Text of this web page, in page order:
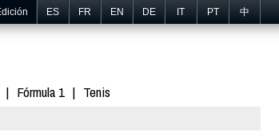
ES FR EN DE IT PT 中
Fórmula 1
Tenis